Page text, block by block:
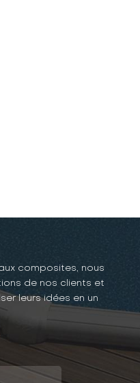
composites, nous
de nos clients et
leurs idées en un